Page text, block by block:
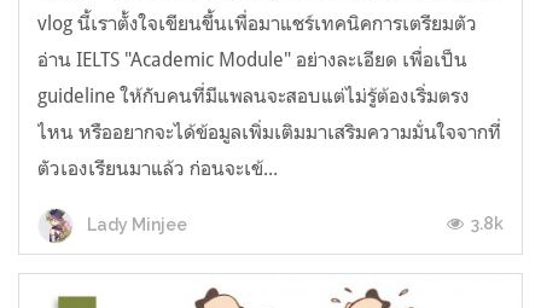
vlog นี้เราตั้งใจเขียนขึ้นเพื่อมาแชร์เทคนิคการเตรียมตัว
อ่าน IELTS "Academic Module" อย่างละเอียด เพื่อเป็น
guideline ให้กับคนที่มีแพลนจะสอบแต่ไม่รู้ต้องเริ่มตรง
ไหน หรืออยากจะได้ข้อมูลเพิ่มเติมมาเสริมความมั่นใจจากที่
ตัวเองเรียนมาแล้ว ก่อนจะเข้...
Lady Minjee 3.8k